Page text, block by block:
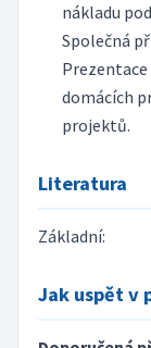
nákladu
Společná
domácích
projektů.
Literatura
Základní:
Jak uspět v